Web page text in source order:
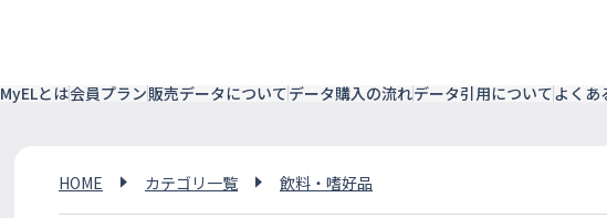
MyELとは会員プラン販売データについてデータ購入の流れデータ引用についてよくあ
HOME カテゴリ一覧 飲料・嗜好品